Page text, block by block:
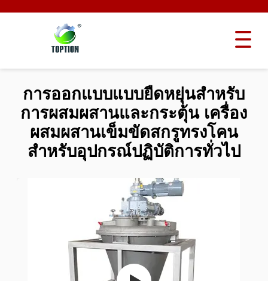
การออกแบบแบบยืดหยุ่นสําหรับ
การผสมผสานและกระตุ้น เครื่อง
ผสมผสานเข็มขัดสกรูทรงโคน
สําหรับอุปกรณ์ปฏิบัติการทั่วไป